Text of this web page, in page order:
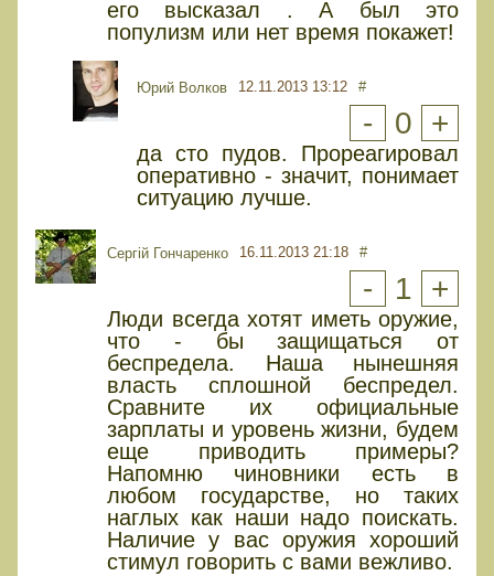
его высказал . А был это
популизм или нет время покажет!
Юрий Волков 12.11.2013 13:12 #
- 0 +
да сто пудов. Прореагировал
оперативно - значит, понимает
ситуацию лучше.
Сергій Гончаренко 16.11.2013 21:18 #
- 1 +
Люди всегда хотят иметь оружие,
что - бы защищаться от
беспредела. Наша нынешняя
власть сплошной беспредел.
Сравните их официальные
зарплаты и уровень жизни, будем
еще приводить примеры?
Напомню чиновники есть в
любом государстве, но таких
наглых как наши надо поискать.
Наличие у вас оружия хороший
стимул говорить с вами вежливо.